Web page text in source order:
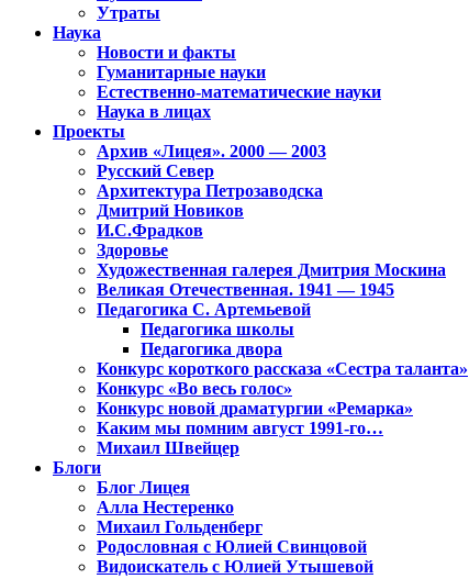
Утраты
Наука
Новости и факты
Гуманитарные науки
Естественно-математические науки
Наука в лицах
Проекты
Архив «Лицея». 2000 — 2003
Русский Север
Архитектура Петрозаводска
Дмитрий Новиков
И.С.Фрадков
Здоровье
Художественная галерея Дмитрия Москина
Великая Отечественная. 1941 — 1945
Педагогика С. Артемьевой
Педагогика школы
Педагогика двора
Конкурс короткого рассказа «Сестра таланта»
Конкурс «Во весь голос»
Конкурс новой драматургии «Ремарка»
Каким мы помним август 1991-го…
Михаил Швейцер
Блоги
Блог Лицея
Алла Нестеренко
Михаил Гольденберг
Родословная с Юлией Свинцовой
Видоискатель с Юлией Утышевой